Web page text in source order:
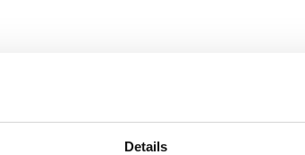
Details